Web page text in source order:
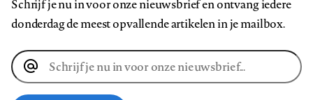
Schrijf je nu in voor onze nieuwsbrief en ontvang iedere
donderdag de meest opvallende artikelen in je mailbox.
E-
mailadres